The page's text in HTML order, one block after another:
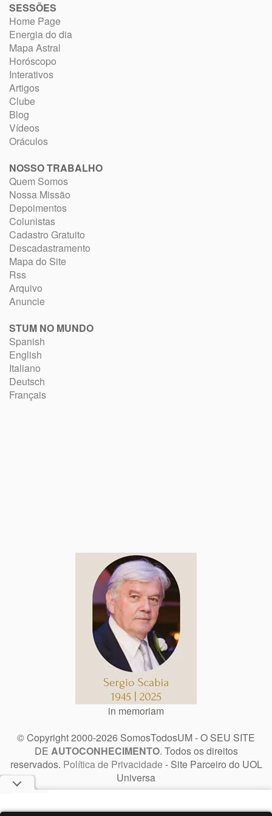
SESSÕES
Home Page
Energia do dia
Mapa Astral
Horóscopo
Interativos
Artigos
Clube
Blog
Vídeos
Oráculos
NOSSO TRABALHO
Quem Somos
Nossa Missão
Depoimentos
Colunistas
Cadastro Gratuito
Descadastramento
Mapa do Site
Rss
Arquivo
Anuncie
STUM NO MUNDO
Spanish
English
Italiano
Deutsch
Français
in memoriam
© Copyright 2000-2026 SomosTodosUM - O SEU SITE
DE AUTOCONHECIMENTO. Todos os direitos
reservados. Política de Privacidade - Site Parceiro do UOL
Universa